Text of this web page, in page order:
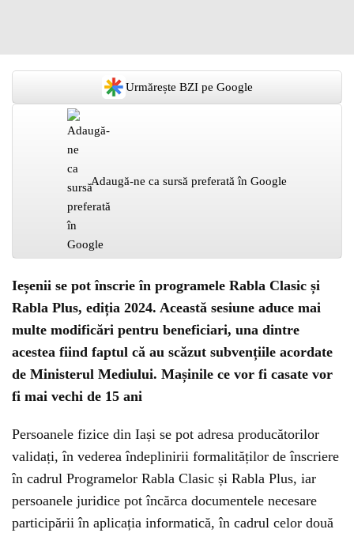
Urmărește BZI pe Google
Adaugă-ne ca sursă preferată în Google
Ieșenii se pot înscrie în programele Rabla Clasic și
Rabla Plus, ediția 2024. Această sesiune aduce mai
multe modificări pentru beneficiari, una dintre
acestea fiind faptul că au scăzut subvențiile acordate
de Ministerul Mediului. Mașinile ce vor fi casate vor
fi mai vechi de 15 ani
Persoanele fizice din Iași se pot adresa producătorilor
validați, în vederea îndeplinirii formalităților de înscriere
în cadrul Programelor Rabla Clasic și Rabla Plus, iar
persoanele juridice pot încărca documentele necesare
participării în aplicația informatică, în cadrul celor două